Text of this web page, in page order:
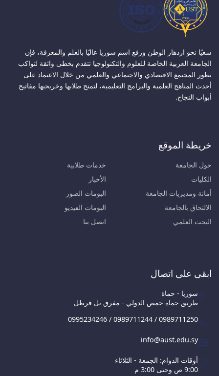
سعيًا نحو ازدهار الوطن ورفع اسم سوريا عاليًا بالعلم والمعرفة، فإن
الجامعة العربية الخاصة للعلوم والتكنولوجيا تتقدم بخطى واثقة لتواكب
تطور المجتمع الاقتصادي والاجتماعي والعلمي من خلال الاعتماد على
أحدث المناهج العلمية والبرامج التعليمية، لتمنح طلابها وخريجيها مفاتيح
أبواب النجاح.
خريطة الموقع
حول الجامعة
الكليات
أمانة ومديريات الجامعة
الالتحاق بالجامعة
البحث العلمي
خدمات طلابية
الأخبار
البومات الصور
البومات الفيديو
اتصل بنا
ابقى على اتصال
سوريا - حماة
طريق حماة حمص الدولي - مفرق تل قرطل
0995234246 / 0989711244 / 0989711250
info@aust.edu.sy
أوقات الدوام: الجمعة - الثلاثاء
9:00 ص وحتى 3:00 م